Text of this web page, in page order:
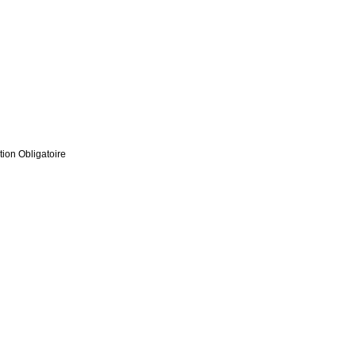
Obligatoire